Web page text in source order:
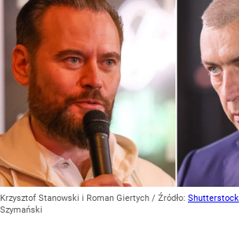
Krzysztof Stanowski i Roman Giertych / Źródło: Shutterstock
Szymański